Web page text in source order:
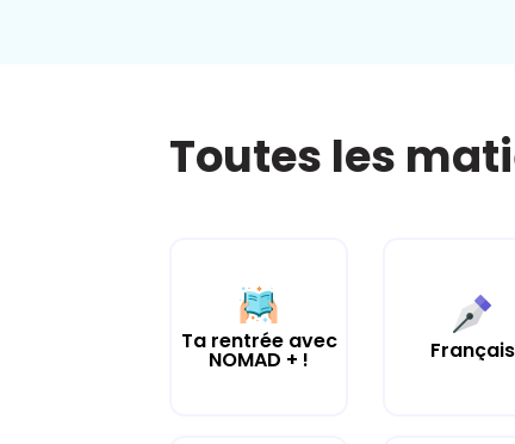
Toutes les
Ta rentrée avec
NOMAD + ! Français